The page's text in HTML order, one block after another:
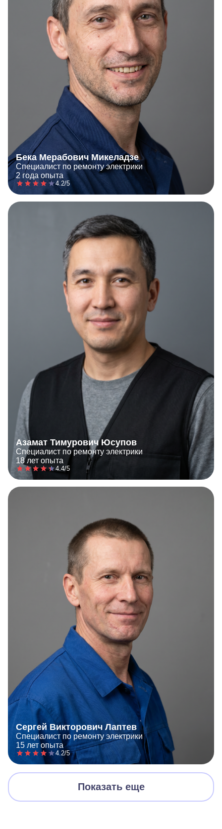
Бека Мерабович Микеладзе
Специалист по ремонту электрики
2 года опыта
4.2/5
Азамат Тимурович Юсупов
Специалист по ремонту электрики
18 лет опыта
4.4/5
Сергей Викторович Лаптев
Специалист по ремонту электрики
15 лет опыта
4.2/5
Показать еще